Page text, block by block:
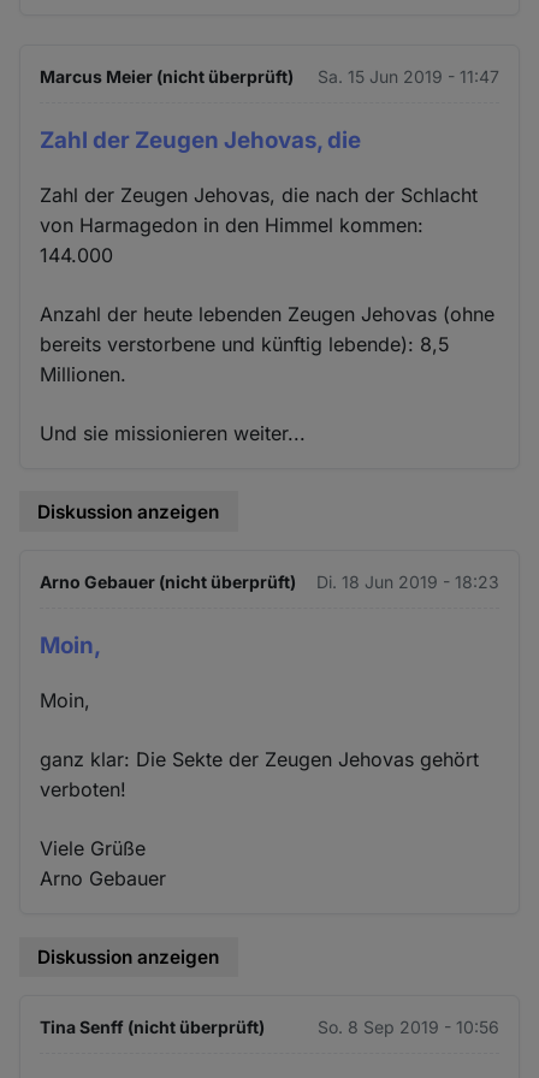
Marcus Meier (nicht überprüft) Sa. 15 Jun 2019 - 11:47
Zahl der Zeugen Jehovas, die
Zahl der Zeugen Jehovas, die nach der Schlacht
von Harmagedon in den Himmel kommen:
144.000
Anzahl der heute lebenden Zeugen Jehovas (ohne
bereits verstorbene und künftig lebende): 8,5
Millionen.
Und sie missionieren weiter...
Diskussion anzeigen
Arno Gebauer (nicht überprüft) Di. 18 Jun 2019 - 18:23
Moin,
Moin,
ganz klar: Die Sekte der Zeugen Jehovas gehört
verboten!
Viele Grüße
Arno Gebauer
Diskussion anzeigen
Tina Senff (nicht überprüft) So. 8 Sep 2019 - 10:56